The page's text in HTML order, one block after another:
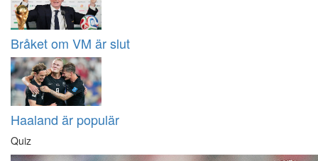
Bråket om VM är slut
Haaland är populär
Quiz